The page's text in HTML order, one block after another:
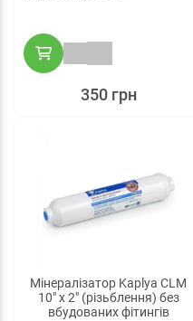
350 грн
Мінералізатор Kaplya CLM
10" х 2" (різьблення) без
вбудованих фітингів